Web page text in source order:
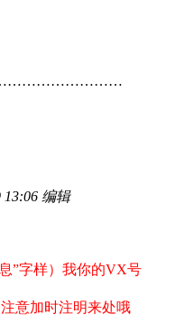
13:06 编辑
”字样）我你的VX号
注意加时注明来处哦